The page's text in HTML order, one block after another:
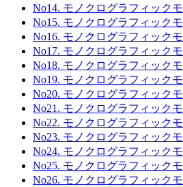
No14. モノクログラフィック
No15. モノクログラフィック
No16. モノクログラフィック
No17. モノクログラフィック
No18. モノクログラフィック
No19. モノクログラフィック
No20. モノクログラフィック
No21. モノクログラフィック
No22. モノクログラフィック
No23. モノクログラフィック
No24. モノクログラフィック
No25. モノクログラフィック
No26. モノクログラフィック